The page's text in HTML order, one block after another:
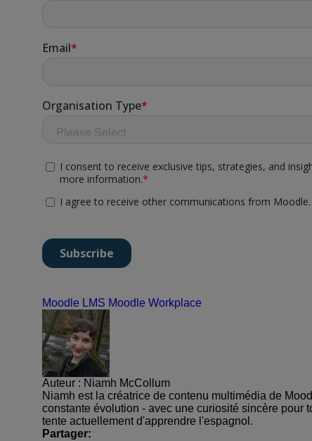
Moodle LMS Moodle Workplace
Auteur : Niamh McCollum
Niamh est la créatrice de contenu multimédia de
constante évolution - avec une curiosité sincère pour
tente actuellement d'apprendre l'espagnol.
Partager: